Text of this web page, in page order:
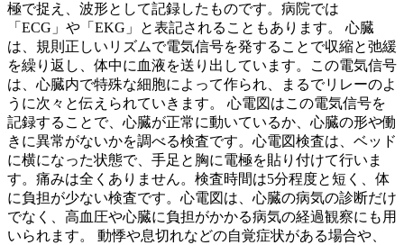
極で捉え、波形として記録したものです。病院では
「ECG」や「EKG」と表記されることもあります。 心臓
は、規則正しいリズムで電気信号を発することで収縮と弛緩
を繰り返し、体中に血液を送り出しています。
この電気信号
は、心臓内で特殊な細胞によって作られ、まるでリレーのよ
うに次々と伝えられていきます。 心電図はこの電気信号を
記録することで、心臓が正常に動いているか、心臓の形や働
きに異常がないかを調べる検査です。 心電図検査は、ベッド
に横になった状態で、手足と胸に電極を貼り付けて行いま
す。痛みは全くありません。検査時間は5分程度と短く、体
に負担が少ない検査です。心電図は、心臓の病気の診断だけ
でなく、高血圧や心臓に負担がかかる病気の経過観察にも用
いられます。 動悸や息切れなどの自覚症状がある場合や、